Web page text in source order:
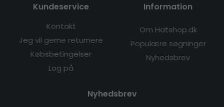
Kundeservice
Kontakt
Jeg vil gerne returnere
Købsbetingelser
Log på
Information
Om Hatshop.dk
Populære søgninger
Nyhedsbrev
Nyhedsbrev